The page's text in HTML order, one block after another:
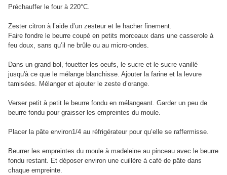
Préchauffer le four à 220°C.
Zester citron à l’aide d’un zesteur et le hacher finement.
Faire fondre le beurre coupé en petits morceaux dans une casserole à
feu doux, sans qu’il ne brûle ou au micro-ondes.
Dans un grand bol, fouetter les oeufs, le sucre et le sucre vanillé
jusqu'à ce que le mélange blanchisse. Ajouter la farine et la levure
tamisées. Mélanger et ajouter le zeste d’orange.
Verser petit à petit le beurre fondu en mélangeant. Garder un peu de
beurre fondu pour graisser les empreintes du moule.
Placer la pâte environ1/4 au réfrigérateur pour qu’elle se raffermisse.
Beurrer les empreintes du moule à madeleine au pinceau avec le beurre
fondu restant. Et déposer environ une cuillère à café de pâte dans
chaque empreinte.